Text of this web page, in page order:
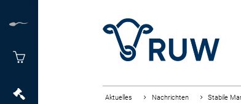
Aktuelles Nachrichten Stabile